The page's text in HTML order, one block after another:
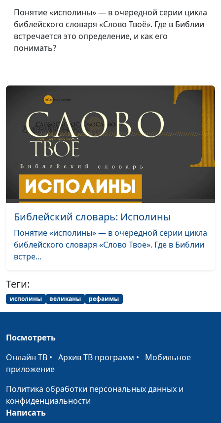
Библейский словарь: Елей #95
Библейский словарь: Первосвященник
Библейский словарь: Священник
Библейский словарь: Пророк
Библейский словарь: Клятва
Библейский словарь: Молиться #89
Библейский словарь: Искушать #88
Библейский словарь: Первородство
Библейский словарь: Пришелец
Библейский словарь: Обрезание
Библейский словарь: Израиль #84
Библейский словарь: Благодать
Библейский словарь: Пасха
Библейский словарь: Беззаконие
Библейский словарь: Идол
Библейский словарь: Завет
Библейский словарь: Радуга
Понятие «исполины» — в очередной серии цикла
библейского словаря «Слово Твоё». Где в Библии
встречается это определение, и как его
понимать?
Библейский словарь: Исполины
Понятие «исполины» — в очередной серии цикла
библейского словаря «Слово Твоё». Где в Библии
встре...
Теги:
исполины великаны рефаимы
Посмотреть
Онлайн ТВ • Архив ТВ программ • Мобильное
приложение
Политика обработки персональных данных и
конфиденциальности
Написать